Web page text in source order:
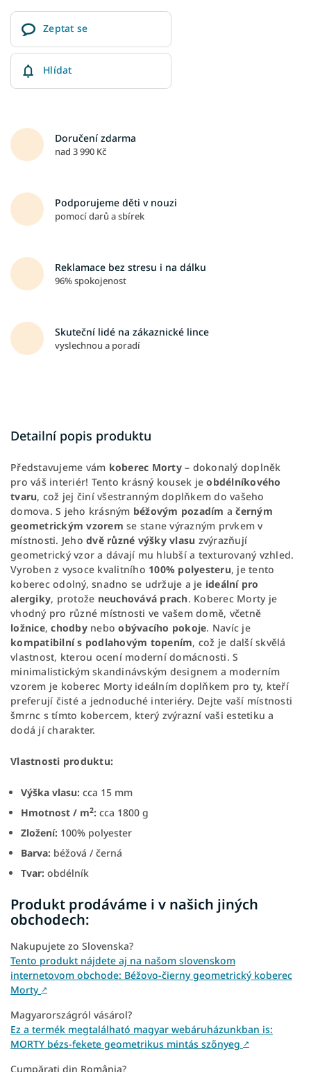
Zeptat se
Hlídat
Doručení zdarma
nad 3 990 Kč
Podporujeme děti v nouzi
pomocí darů a sbírek
Reklamace bez stresu i na dálku
96% spokojenost
Skuteční lidé na zákaznické lince
vyslechnou a poradí
Detailní popis produktu
Představujeme vám koberec Morty– dokonalý doplněk
pro váš interiér! Tento krásný kousek je obdélníkového
tvaru, což jej činí všestranným doplňkem do vašeho
domova. S jeho krásným béžovým pozadím ačerným
geometrickým vzorem se stane výrazným prvkem v
místnosti. Jeho dvě různé výšky vlasu zvýrazňují
geometrický vzor a dávají mu hlubší a texturovaný vzhled.
Vyroben z vysoce kvalitního 100% polyesteru, je tento
koberec odolný, snadno se udržuje a je ideální pro
alergiky, protože neuchovává prach. Koberec Morty je
vhodný pro různé místnosti ve vašem domě, včetně
ložnice,chodbyneboobývacího pokoje. Navíc je
kompatibilní s podlahovým topením, což je další skvělá
vlastnost, kterou ocení moderní domácnosti. S
minimalistickým skandinávským designem a moderním
vzorem je koberec Morty ideálním doplňkem pro ty, kteří
preferují čisté a jednoduché interiéry. Dejte vaší místnosti
šmrnc s tímto kobercem, který zvýrazní vaši estetiku a
dodá jí charakter.
Vlastnosti produktu:
Výška vlasu: cca 15 mm
Hmotnost / m2: cca 1800 g
Zložení: 100% polyester
Barva: béžová / černá
Tvar: obdélník
Produkt prodáváme i v našich jiných
obchodech:
Nakupujete zo Slovenska?
Tento produkt nájdete aj na našom slovenskom
internetovom obchode: Béžovo-čierny geometrický koberec
Morty ↗
Magyarországról vásárol?
Ez a termék megtalálható magyar webáruházunkban is:
MORTY bézs-fekete geometrikus mintás szőnyeg ↗
Cumpărați din România?